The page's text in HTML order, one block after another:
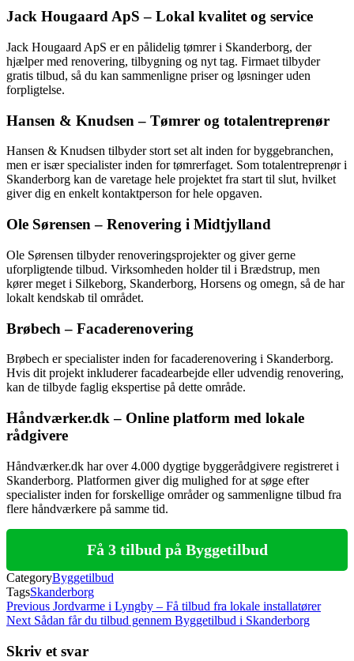
Jack Hougaard ApS – Lokal kvalitet og service
Jack Hougaard ApS er en pålidelig tømrer i Skanderborg, der
hjælper med renovering, tilbygning og nyt tag. Firmaet tilbyder
gratis tilbud, så du kan sammenligne priser og løsninger uden
forpligtelse.
Hansen & Knudsen – Tømrer og totalentreprenør
Hansen & Knudsen tilbyder stort set alt inden for byggebranchen,
men er især specialister inden for tømrerfaget. Som totalentreprenør i
Skanderborg kan de varetage hele projektet fra start til slut, hvilket
giver dig en enkelt kontaktperson for hele opgaven.
Ole Sørensen – Renovering i Midtjylland
Ole Sørensen tilbyder renoveringsprojekter og giver gerne
uforpligtende tilbud. Virksomheden holder til i Brædstrup, men
kører meget i Silkeborg, Skanderborg, Horsens og omegn, så de har
lokalt kendskab til området.
Brøbech – Facaderenovering
Brøbech er specialister inden for facaderenovering i Skanderborg.
Hvis dit projekt inkluderer facadearbejde eller udvendig renovering,
kan de tilbyde faglig ekspertise på dette område.
Håndværker.dk – Online platform med lokale
rådgivere
Håndværker.dk har over 4.000 dygtige byggerådgivere registreret i
Skanderborg. Platformen giver dig mulighed for at søge efter
specialister inden for forskellige områder og sammenligne tilbud fra
flere håndværkere på samme tid.
Få 3 tilbud på Byggetilbud
CategoryByggetilbud
TagsSkanderborg
Indlægsnavigation
Previous
Post
Previous Jordvarme i Lyngby – Få tilbud fra lokale installatører
Next
Next Sådan får du tilbud gennem Byggetilbud i Skanderborg
Skriv et svar